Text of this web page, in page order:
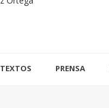
TEXTOS PRENSA